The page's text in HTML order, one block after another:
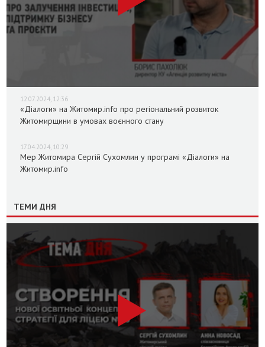
12.07.2024, 12:36
«Діалоги» на Житомир.info про регіональний розвиток
Житомирщини в умовах воєнного стану
17.04.2024, 10:29
Мер Житомира Сергій Сухомлин у програмі «Діалоги» на
Житомир.info
ТЕМИ ДНЯ